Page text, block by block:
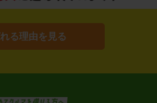
る理由を見る